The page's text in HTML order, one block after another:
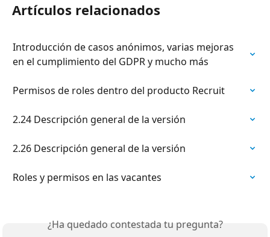
Artículos relacionados
Introducción de casos anónimos, varias mejoras
en el cumplimiento del GDPR y mucho más
Permisos de roles dentro del producto Recruit
2.24 Descripción general de la versión
2.26 Descripción general de la versión
Roles y permisos en las vacantes
¿Ha quedado contestada tu pregunta?